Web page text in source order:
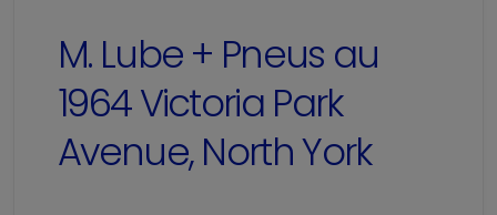
M. Lube + Pneus au
1964 Victoria Park
Avenue, North York